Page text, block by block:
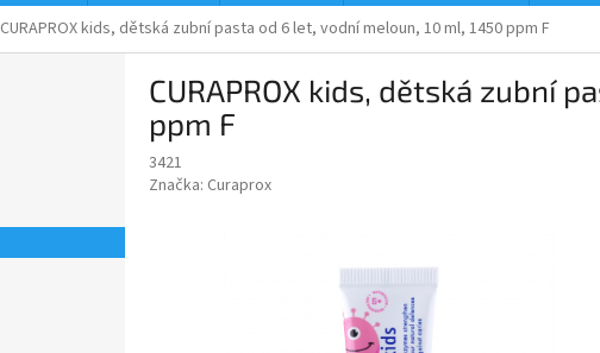
CURAPROX kids, dětská zubní pasta od 6 let, vodní meloun, 10 ml, 1450 ppm F
CURAPROX kids, dětská zubní
ppm F
3421
Značka: Curaprox